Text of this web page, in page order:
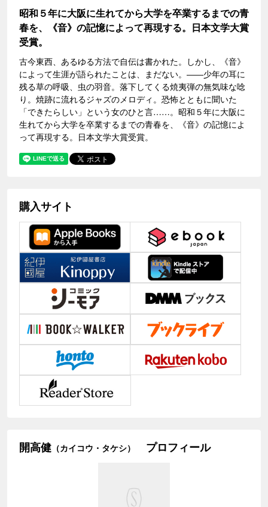
昭和５年に大阪に生れてから大学を卒業するまでの青
春を、《音》の記憶によって再現する。日本文学大賞
受賞。
古今東西、あるゆる方法で自伝は書かれた。しかし、《音》
によって生涯が語られたことは、まだない。――少年の耳に
残る草の呼吸、虫の羽音。落下してくる焼夷弾の無気味な唸
り。焼跡に流れるジャズのメロディ。恐怖とともに聞いた
「できたらしい」という女のひと言……。昭和５年に大阪に
生れてから大学を卒業するまでの青春を、《音》の記憶によ
って再現する。日本文学大賞受賞。
購入サイト
開高健 （カイコウ・タケシ） プロフィール